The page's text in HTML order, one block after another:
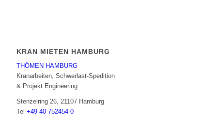
KRAN MIETEN HAMBURG
THÖMEN HAMBURG
Kranarbeiten, Schwerlast-Spedition
& Projekt Engineering
Stenzelring 26, 21107 Hamburg
Tel +49 40 752454-0